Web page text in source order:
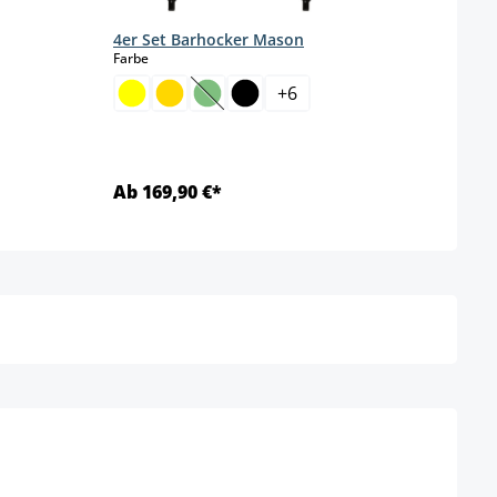
4er Set Barhocker Mason
Farbeauswählen
(This option is currently unavailable.)
+6
Ab 169,90 €*